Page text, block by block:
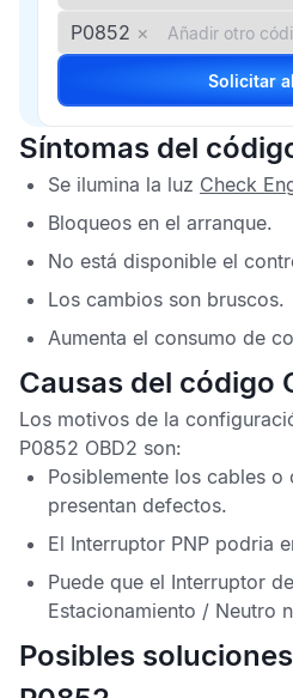
P0852 ×
Síntomas del
Se ilumina la luz Check
Bloqueos en el arranque.
No está disponible el
Los cambios son bruscos.
Aumenta el consumo de
Causas del código
Los motivos de la
P0852 OBD2 son:
Posiblemente los cables
presentan defectos.
El Interruptor PNP podria
Puede que el Interruptor
Estacionamiento / Neutro
Posibles